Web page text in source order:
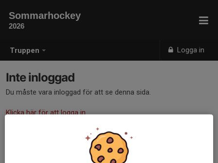
Truppen Logga in
Sommarhockey
2026
Inte inloggad
Du måste vara inloggad för att se denna sida.
Klicka här för att logga in